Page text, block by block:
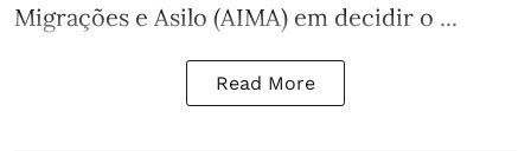
Migrações e Asilo (AIMA) em decidir o ...
Read More